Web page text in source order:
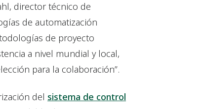
director técnico de
de automatización
de proyecto
a nivel mundial y local,
para la colaboración”.
del sistema de control